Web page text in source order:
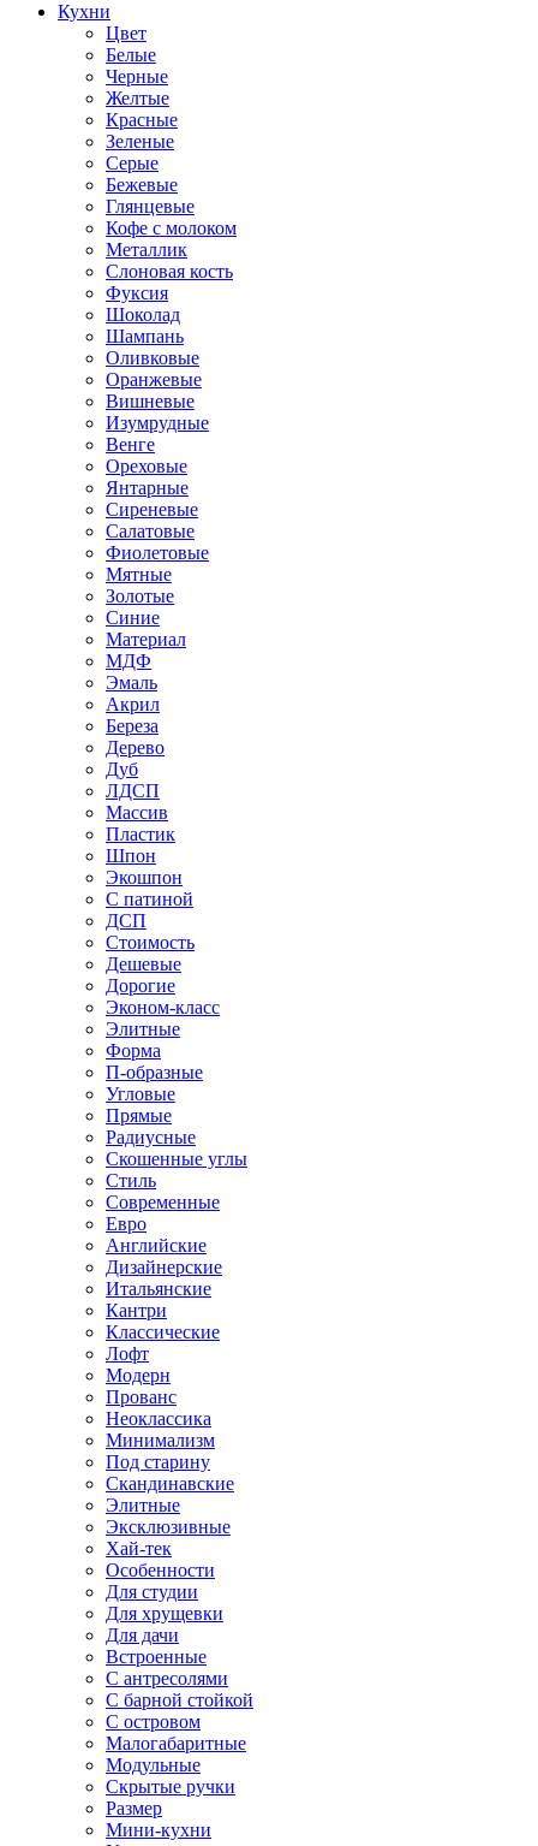
Кухни
Цвет
Белые
Черные
Желтые
Красные
Зеленые
Серые
Бежевые
Глянцевые
Кофе с молоком
Металлик
Слоновая кость
Фуксия
Шоколад
Шампань
Оливковые
Оранжевые
Вишневые
Изумрудные
Венге
Ореховые
Янтарные
Сиреневые
Салатовые
Фиолетовые
Мятные
Золотые
Синие
Материал
МДФ
Эмаль
Акрил
Береза
Дерево
Дуб
ЛДСП
Массив
Пластик
Шпон
Экошпон
С патиной
ДСП
Стоимость
Дешевые
Дорогие
Эконом-класс
Элитные
Форма
П-образные
Угловые
Прямые
Радиусные
Скошенные углы
Стиль
Современные
Евро
Английские
Дизайнерские
Итальянские
Кантри
Классические
Лофт
Модерн
Прованс
Неоклассика
Минимализм
Под старину
Скандинавские
Элитные
Эксклюзивные
Хай-тек
Особенности
Для студии
Для хрущевки
Для дачи
Встроенные
С антресолями
С барной стойкой
С островом
Малогабаритные
Модульные
Скрытые ручки
Размер
Мини-кухни